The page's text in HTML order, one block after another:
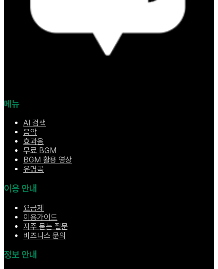
메뉴
AI 검색
음악
효과음
무료 BGM
BGM 활용 영상
유명곡
이용 안내
요금제
이용가이드
자주 묻는 질문
비즈니스 문의
정보 안내